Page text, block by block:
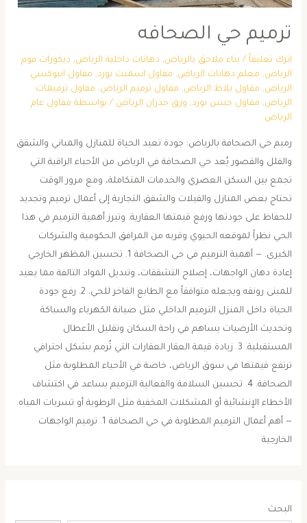
ترميم حي الصحافه
اترك تعليقاً / بناء ملاحق بالرياض, دهانات داخلية الرياض, ديكورات فوم
الرياض, معلم دهانات الرياض, مقاول اسمنت بورد, مقاول ايبوكسي
الرياض, مقاول بلاط الرياض, مقاول ترميم الرياض, مقاول ترميمات
الرياض, مقاول جبس بورد, ورق جدران الرياض / بواسطة مقاول عام
الرياض
رميم حي الصحافة بالرياض: جودة تعيد الحياة للمنازل والمباني والشقق
والفلل والقصور يُعد حي الصحافة في الرياض من الأحياء الراقية التي
تجمع بين السكن العصري والخدمات المتكاملة، ومع مرور الوقت
تحتاج بعض المنازل والفيلات والشقق التجارية إلى أعمال ترميم وتجديد
للحفاظ على جودتها ورفع قيمتها العقارية. وتبرز أهمية الترميم في هذا
الحي نظراً لموقعه الحيوي وقربه من المرافق الحكومية والشركات
الكبرى. — أهمية الترميم في حي الصحافة 1. تحسين المظهر الخارجي
إعادة دهان الواجهات، إصلاح التشققات، وتبديل المواد التالفة مما يعيد
للمبنى رونقه ويجعله متوافقاً مع الطابع الفاخر للحي. 2. رفع جودة
الحياة داخل المنزل الترميم الداخلي مثل صيانة الكهرباء والسباكة
وتحديث الأرضيات يساهم في راحة السكان وتقليل الأعطال
المستقبلية. 3. زيادة قيمة العقار العقارات التي تُرمم بشكل احترافي
ترتفع قيمتها في سوق الرياض، خاصة في الأحياء المطلوبة مثل
الصحافة. 4. تحسين السلامة والفعالية الترميم يساعد في اكتشاف
الأخطاء الإنشائية أو المشكلات المخفية مثل الرطوبة أو تسربات المياه.
— أهم أعمال الترميم المطلوبة في حي الصحافة 1. ترميم الواجهات
الخارجية
البحث